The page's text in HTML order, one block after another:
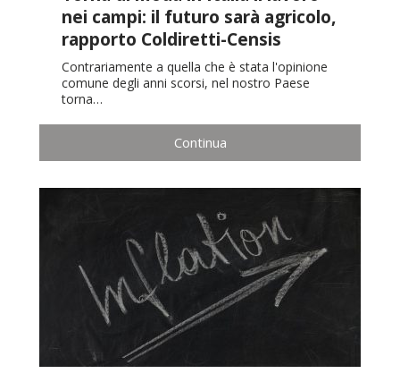
nei campi: il futuro sarà agricolo,
rapporto Coldiretti-Censis
Contrariamente a quella che è stata l'opinione
comune degli anni scorsi, nel nostro Paese
torna…
Continua